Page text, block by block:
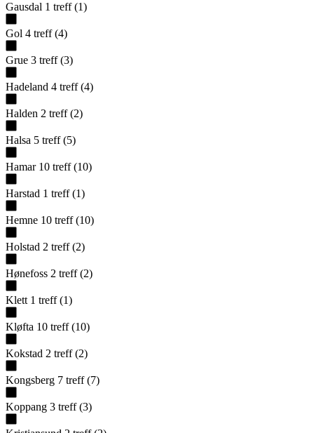
Gausdal 1 treff (1)
Gol 4 treff (4)
Grue 3 treff (3)
Hadeland 4 treff (4)
Halden 2 treff (2)
Halsa 5 treff (5)
Hamar 10 treff (10)
Harstad 1 treff (1)
Hemne 10 treff (10)
Holstad 2 treff (2)
Hønefoss 2 treff (2)
Klett 1 treff (1)
Kløfta 10 treff (10)
Kokstad 2 treff (2)
Kongsberg 7 treff (7)
Koppang 3 treff (3)